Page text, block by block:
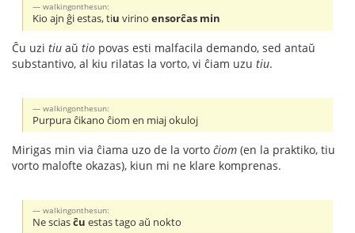
walkingonthesun:
Kio ajn ĝi estas, tiu virinoensorĉas min
Ĉu uzi tiu aŭ tio povas esti malfacila demando, sed antaŭ
substantivo, al kiu rilatas la vorto, vi ĉiam uzu tiu.
walkingonthesun:
Purpura ĉikano ĉiom en miaj okuloj
Mirigas min via ĉiama uzo de la vorto ĉiom (en la praktiko, tiu
vorto malofte okazas), kiun mi ne klare komprenas.
walkingonthesun:
Ne sciasĉu estas tago aŭ nokto